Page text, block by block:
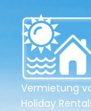
Vermietung
Holiday